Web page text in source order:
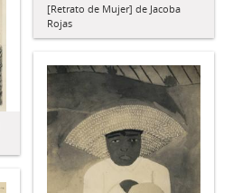
[Retrato de Mujer] de Jacoba
Rojas